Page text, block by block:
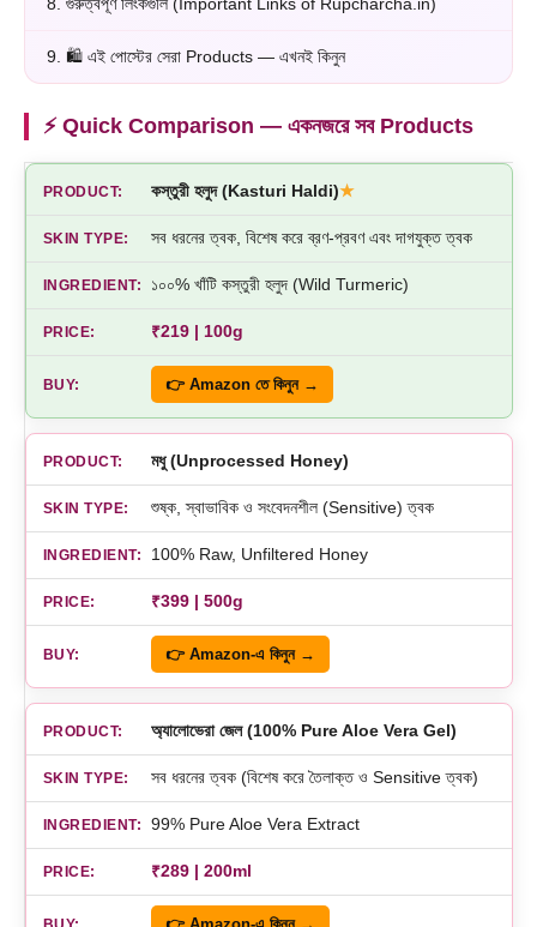
9. 🛍️ এই পোস্টের সেরা Products — এখনই কিনুন
⚡ Quick Comparison — একনজরে সব Products
কস্তুরী হলুদ (Kasturi Haldi)★
সব ধরনের ত্বক, বিশেষ করে ব্রণ-প্রবণ এবং দাগযুক্ত ত্বক
১০০% খাঁটি কস্তুরী হলুদ (Wild Turmeric)
₹219 | 100g
👉 Amazon তে কিনুন →
মধু (Unprocessed Honey)
শুষ্ক, স্বাভাবিক ও সংবেদনশীল (Sensitive) ত্বক
100% Raw, Unfiltered Honey
₹399 | 500g
👉 Amazon-এ কিনুন →
অ্যালোভেরা জেল (100% Pure Aloe Vera Gel)
সব ধরনের ত্বক (বিশেষ করে তৈলাক্ত ও Sensitive ত্বক)
99% Pure Aloe Vera Extract
₹289 | 200ml